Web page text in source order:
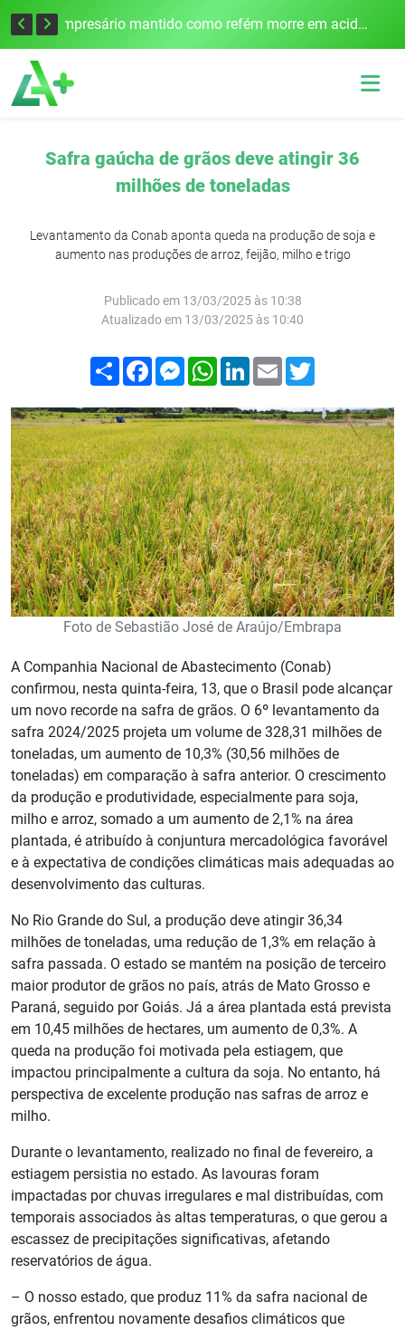
Edital para construção de ponte entre Itapiranga e Barra do Guarita deve ser lançado no segundo semestre Empresário mantido como refém morre em acidente após assalto em Cerro Largo
Safra gaúcha de grãos deve atingir 36
milhões de toneladas
Levantamento da Conab aponta queda na produção de soja e
aumento nas produções de arroz, feijão, milho e trigo
Publicado em 13/03/2025 às 10:38
Atualizado em 13/03/2025 às 10:40
Compartilhar
FacebookMessenger
WhatsApp
LinkedIn
Email
Foto de Sebastião José de Araújo/Embrapa
A Companhia Nacional de Abastecimento (Conab)
confirmou, nesta quinta-feira, 13, que o Brasil pode alcançar
um novo recorde na safra de grãos. O 6º levantamento da
safra 2024/2025 projeta um volume de 328,31 milhões de
toneladas, um aumento de 10,3% (30,56 milhões de
toneladas) em comparação à safra anterior. O crescimento
da produção e produtividade, especialmente para soja,
milho e arroz, somado a um aumento de 2,1% na área
plantada, é atribuído à conjuntura mercadológica favorável
e à expectativa de condições climáticas mais adequadas ao
desenvolvimento das culturas.
No Rio Grande do Sul, a produção deve atingir 36,34
milhões de toneladas, uma redução de 1,3% em relação à
safra passada. O estado se mantém na posição de terceiro
maior produtor de grãos no país, atrás de Mato Grosso e
Paraná, seguido por Goiás. Já a área plantada está prevista
em 10,45 milhões de hectares, um aumento de 0,3%. A
queda na produção foi motivada pela estiagem, que
impactou principalmente a cultura da soja. No entanto, há
perspectiva de excelente produção nas safras de arroz e
milho.
Durante o levantamento, realizado no final de fevereiro, a
estiagem persistia no estado. As lavouras foram
impactadas por chuvas irregulares e mal distribuídas, com
temporais associados às altas temperaturas, o que gerou a
escassez de precipitações significativas, afetando
reservatórios de água.
– O nosso estado, que produz 11% da safra nacional de
grãos, enfrentou novamente desafios climáticos que